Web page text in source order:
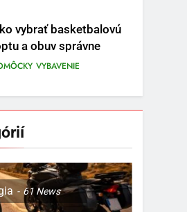
vybrať basketbalovú
a obuv správne
VYBAVENIE
kombinovať rôzne
pomôcky
na cvičenie
61 News